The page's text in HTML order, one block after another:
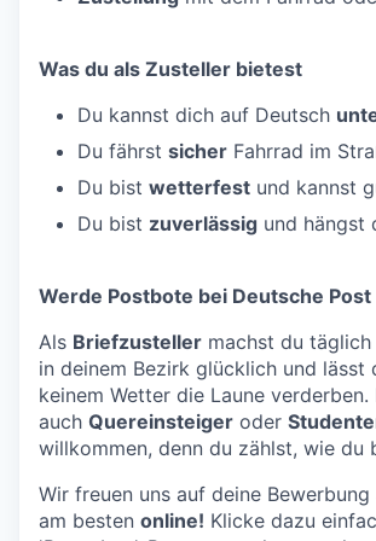
Was du als Zusteller bietest
Du kannst dich auf Deutsch
Du fährst sicher Fahrrad im
Du bist wetterfest und kannst
Du bist zuverlässig und hängst
Werde Postbote bei Deutsche Post
Als Briefzusteller machst du
in deinem Bezirk glücklich und lässt
keinem Wetter die Laune verderben.
auch Quereinsteiger oder
willkommen, denn du zählst, wie du
Wir freuen uns auf deine Bewerbung
am besten online! Klicke dazu